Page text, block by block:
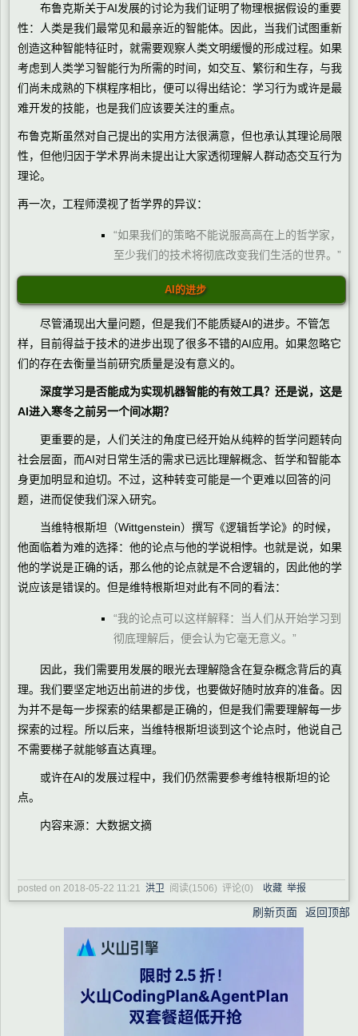
布鲁克斯关于AI发展的讨论为我们证明了物理根据假设的重要
性：人类是我们最常见和最亲近的智能体。因此，当我们试图重新
创造这种智能特征时，就需要观察人类文明缓慢的形成过程。如果
考虑到人类学习智能行为所需的时间，如交互、繁衍和生存，与我
们尚未成熟的下棋程序相比，便可以得出结论：学习行为或许是最
难开发的技能，也是我们应该要关注的重点。
布鲁克斯虽然对自己提出的实用方法很满意，但也承认其理论局限
性，但他归因于学术界尚未提出让大家透彻理解人群动态交互行为
理论。
再一次，工程师漠视了哲学界的异议：
“如果我们的策略不能说服高高在上的哲学家，
至少我们的技术将彻底改变我们生活的世界。”
AI的进步
尽管涌现出大量问题，但是我们不能质疑AI的进步。不管怎
样，目前得益于技术的进步出现了很多不错的AI应用。如果忽略它
们的存在去衡量当前研究质量是没有意义的。
深度学习是否能成为实现机器智能的有效工具？还是说，这是
AI进入寒冬之前另一个间冰期？
更重要的是，人们关注的角度已经开始从纯粹的哲学问题转向
社会层面，而AI对日常生活的需求已远比理解概念、哲学和智能本
身更加明显和迫切。不过，这种转变可能是一个更难以回答的问
题，进而促使我们深入研究。
当维特根斯坦（Wittgenstein）撰写《逻辑哲学论》的时候，
他面临着为难的选择：他的论点与他的学说相悖。也就是说，如果
他的学说是正确的话，那么他的论点就是不合逻辑的，因此他的学
说应该是错误的。但是维特根斯坦对此有不同的看法：
“我的论点可以这样解释：当人们从开始学习到
彻底理解后，便会认为它毫无意义。”
因此，我们需要用发展的眼光去理解隐含在复杂概念背后的真
理。我们要坚定地迈出前进的步伐，也要做好随时放弃的准备。因
为并不是每一步探索的结果都是正确的，但是我们需要理解每一步
探索的过程。所以后来，当维特根斯坦谈到这个论点时，他说自己
不需要梯子就能够直达真理。
或许在AI的发展过程中，我们仍然需要参考维特根斯坦的论
点。
内容来源：大数据文摘
posted on 2018-05-22 11:21 洪卫 阅读(1506) 评论(0) 收藏 举报
刷新页面 返回顶部